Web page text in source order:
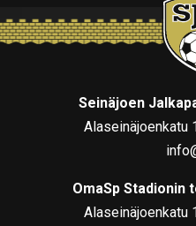
Seinäjoen
Alaseinäjoenkatu
OmaSp Stadionin
Alaseinäjoenkatu